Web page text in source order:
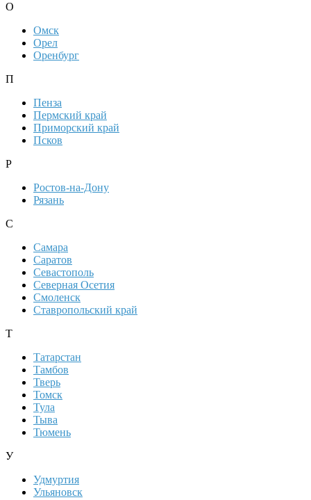
О
Омск
Орел
Оренбург
П
Пенза
Пермский край
Приморский край
Псков
Р
Ростов-на-Дону
Рязань
С
Самара
Саратов
Севастополь
Северная Осетия
Смоленск
Ставропольский край
Т
Татарстан
Тамбов
Тверь
Томск
Тула
Тыва
Тюмень
У
Удмуртия
Ульяновск